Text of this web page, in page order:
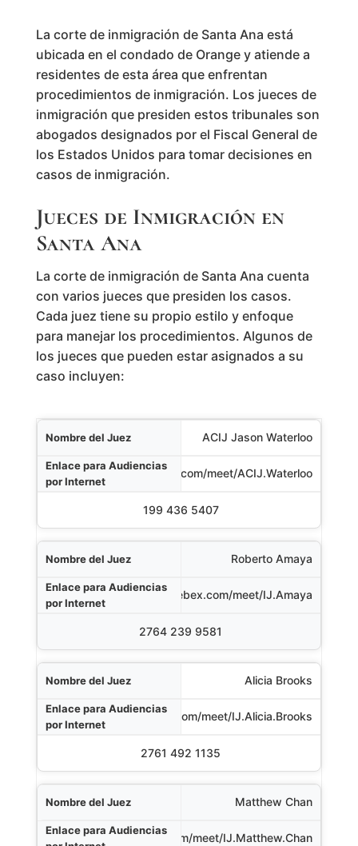
La corte de inmigración de Santa Ana está
ubicada en el condado de Orange y atiende a
residentes de esta área que enfrentan
procedimientos de inmigración. Los jueces de
inmigración que presiden estos tribunales son
abogados designados por el Fiscal General de
los Estados Unidos para tomar decisiones en
casos de inmigración.
Jueces de Inmigración en
Santa Ana
La corte de inmigración de Santa Ana cuenta
con varios jueces que presiden los casos.
Cada juez tiene su propio estilo y enfoque
para manejar los procedimientos. Algunos de
los jueces que pueden estar asignados a su
caso incluyen:
ACIJ Jason Waterloo
https://eoir.webex.com/meet/ACIJ.Waterloo
199 436 5407
Roberto Amaya
https://eoir.webex.com/meet/IJ.Amaya
2764 239 9581
Alicia Brooks
https://eoir.webex.com/meet/IJ.Alicia.Brooks
2761 492 1135
Matthew Chan
https://eoir.webex.com/meet/IJ.Matthew.Chan